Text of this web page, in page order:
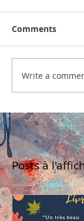
Comments
Write a
Posts à